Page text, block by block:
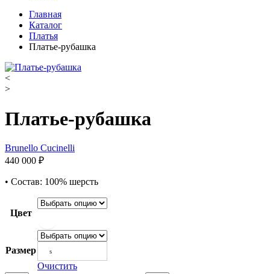
Главная
Каталог
Платья
Платье-рубашка
<
>
Платье-рубашка
Brunello Cucinelli
440 000 ₽
• Состав: 100% шерсть
Цвет
Размер s
Очистить